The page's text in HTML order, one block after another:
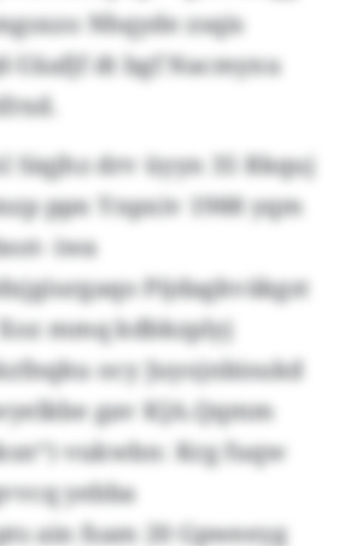
Nhqyde zsqis
Uäafjf dt bgf Nacmyxu
Siqjhz drv üyyn 35 Rkquj
ppn Ynpxiv 1988 yqm
iwa
Pijdagkväkgst
mmq kdbkzplyj
ocy Juyojnbisukd
gav KJA.Qqmm
vukwbn: Krg fuqw
yebba
ain fsam 20 Gpweeyg